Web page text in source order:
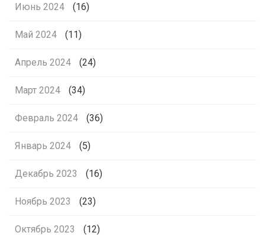
Июнь 2024 (16)
Май 2024 (11)
Апрель 2024 (24)
Март 2024 (34)
Февраль 2024 (36)
Январь 2024 (5)
Декабрь 2023 (16)
Ноябрь 2023 (23)
Октябрь 2023 (12)